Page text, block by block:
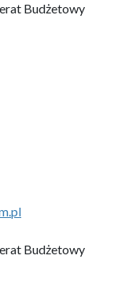
Budżetowy
Budżetowy